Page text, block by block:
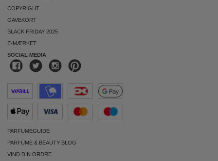
COPYRIGHT
GAVEKORT
BLACK FRIDAY 2025
E-MÆRKET
SOCIAL MEDIA
PARFUMEGUIDE
PARFUME & BEAUTY BLOG
VIND DIN ORDRE